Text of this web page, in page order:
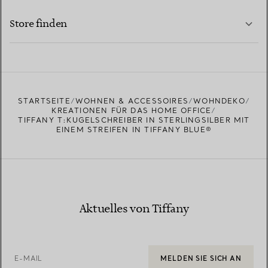
Store finden
STARTSEITE WOHNEN & ACCESSOIRES
WOHNDEKO
KREATIONEN FÜR DAS HOME OFFICE
TIFFANY T:KUGELSCHREIBER IN STERLINGSILBER MIT
EINEM STREIFEN IN TIFFANY BLUE®
Aktuelles von Tiffany
E-MAIL MELDEN SIE SICH AN